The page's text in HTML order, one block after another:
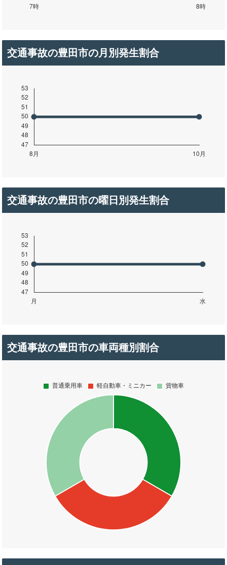
交通事故の豊田市の月別発生割合
交通事故の豊田市の曜日別発生割合
交通事故の豊田市の車両種別割合